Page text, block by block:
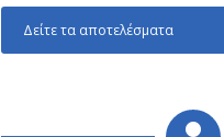
Δείτε τα αποτελέσματα